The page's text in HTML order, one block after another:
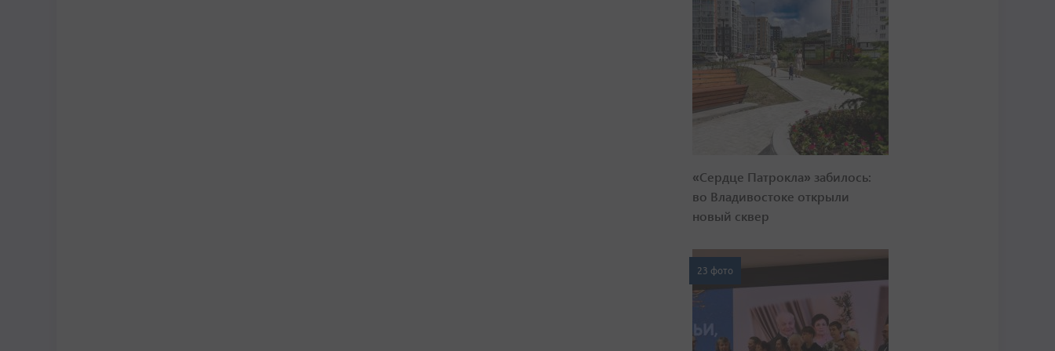
«Сердце Патрокла» забилось:
во Владивостоке открыли
новый сквер
23 фото